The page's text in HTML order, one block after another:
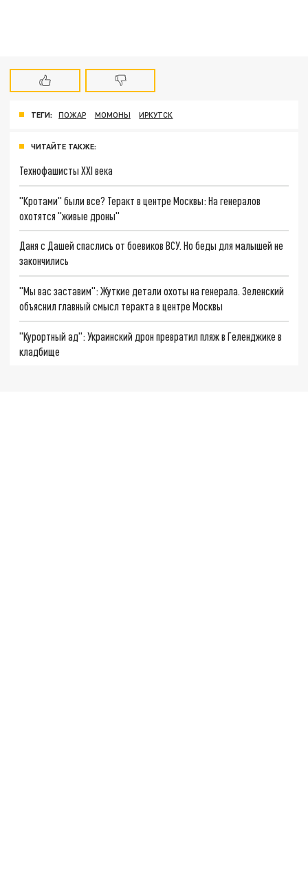
ТЕГИ: ПОЖАР МОМОНЫ ИРКУТСК
ЧИТАЙТЕ ТАКЖЕ:
Технофашисты XXI века
"Кротами" были все? Теракт в центре Москвы: На генералов
охотятся "живые дроны"
Даня с Дашей спаслись от боевиков ВСУ. Но беды для малышей не
закончились
"Мы вас заставим": Жуткие детали охоты на генерала. Зеленский
объяснил главный смысл теракта в центре Москвы
"Курортный ад": Украинский дрон превратил пляж в Геленджике в
кладбище